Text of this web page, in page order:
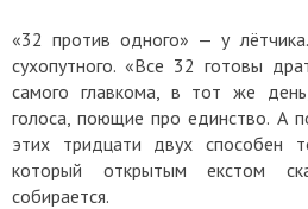
«32 против одного» — у
сухопутного. «Все 32 готовы
самого главкома, в тот же
голоса, поющие про единство. А
этих тридцати двух способен
который открытым екстом
собирается.